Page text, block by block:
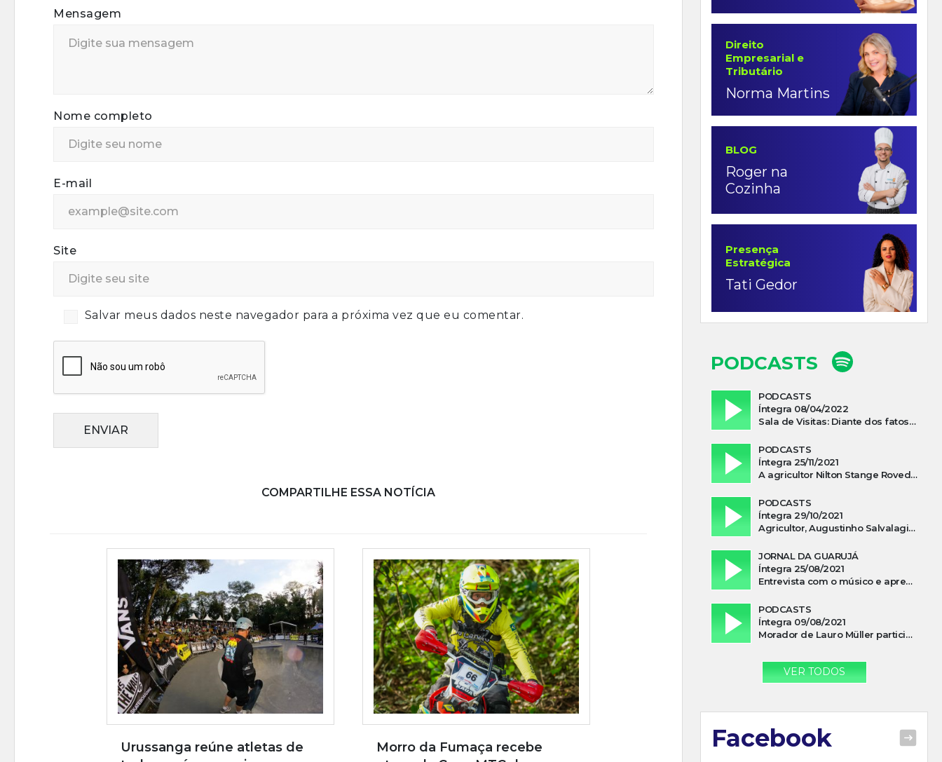
Mensagem
Nome completo
E-mail
Site
Salvar meus dados neste navegador para a próxima vez que eu comentar.
ENVIAR
COMPARTILHE ESSA NOTÍCIA
Urussanga reúne atletas de
Morro da Fumaça recebe
Direito
Empresarial e
Tributário
Norma Martins
BLOG
Roger na
Cozinha
Presença
Estratégica
Tati Gedor
PODCASTS
PODCASTS
Íntegra 08/04/2022
Sala de Visitas: Diante dos fatos que influenciam a economia o que podemos esperar de 2022
PODCASTS
Íntegra 25/11/2021
A agricultor Nilton Stange Roveda, afirma ter recebido ajuda espiritual durante acidente
PODCASTS
Íntegra 29/10/2021
Agricultor, Augustinho Salvalagio, relata sobre aparição do Cavaleiro Negro no Rio das Furnas
JORNAL DA GUARUJÁ
Íntegra 25/08/2021
Entrevista com o músico e apresentador, Lismael Ferrareis, no Cidade e Campo
PODCASTS
Íntegra 09/08/2021
Morador de Lauro Müller participa de motociata em apoio a Bolsonaro
VER TODOS
Facebook